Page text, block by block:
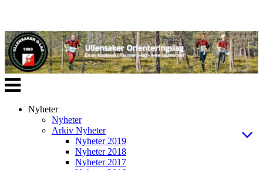
Veksle
navigasjon
Nyheter
Nyheter
Arkiv Nyheter
Nyheter 2019
Nyheter 2018
Nyheter 2017